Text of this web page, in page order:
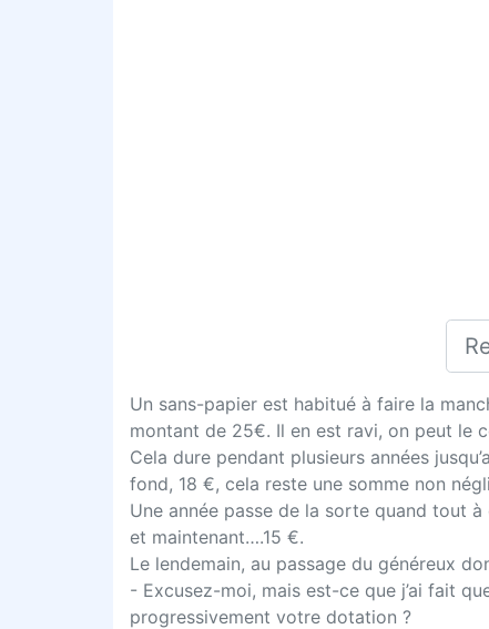
Un sans-papier est habitué à faire la
montant de 25€. Il en est ravi, on peut le
Cela dure pendant plusieurs années
fond, 18 €, cela reste une somme non
Une année passe de la sorte quand tout
et maintenant….15 €.
Le lendemain, au passage du généreux
- Excusez-moi, mais est-ce que j’ai fait
progressivement votre dotation ?